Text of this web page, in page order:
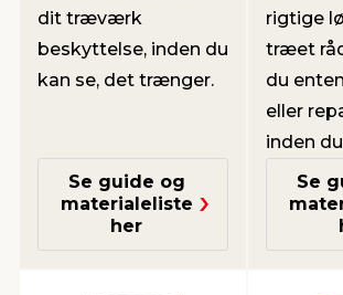
dit træværk
beskyttelse, inden du
kan se, det trænger.
Se guide og
materialeliste
her
rigtige
træet
du
eller
inden
Se